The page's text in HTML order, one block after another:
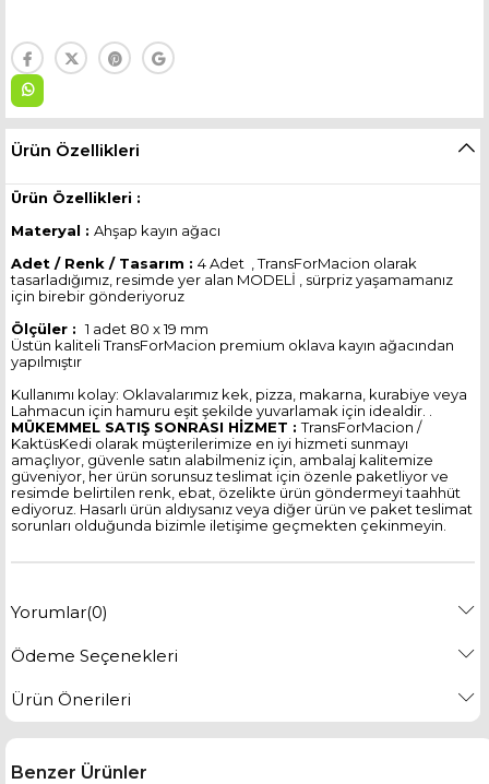
Ürün Özellikleri
Ürün Özellikleri :
Materyal : Ahşap kayın ağacı
Adet / Renk / Tasarım : 4 Adet , TransForMacion olarak
tasarladığımız, resimde yer alan MODELİ , sürpriz yaşamamanız
için birebir gönderiyoruz
Ölçüler :1 adet 80 x 19 mm
Üstün kaliteli TransForMacion premium oklava kayın ağacından
yapılmıştır
Kullanımı kolay: Oklavalarımız kek, pizza, makarna, kurabiye veya
Lahmacun için hamuru eşit şekilde yuvarlamak için idealdir. .
MÜKEMMEL SATIŞ SONRASI HİZMET :TransForMacion /
KaktüsKedi olarak müşterilerimize en iyi hizmeti sunmayı
amaçlıyor, güvenle satın alabilmeniz için, ambalaj kalitemize
güveniyor, her ürün sorunsuz teslimat için özenle paketliyor ve
resimde belirtilen renk, ebat, özelikte ürün göndermeyi taahhüt
ediyoruz. Hasarlı ürün aldıysanız veya diğer ürün ve paket teslimat
sorunları olduğunda bizimle iletişime geçmekten çekinmeyin.
Yorumlar(0)
Ödeme Seçenekleri
Ürün Önerileri
Benzer Ürünler